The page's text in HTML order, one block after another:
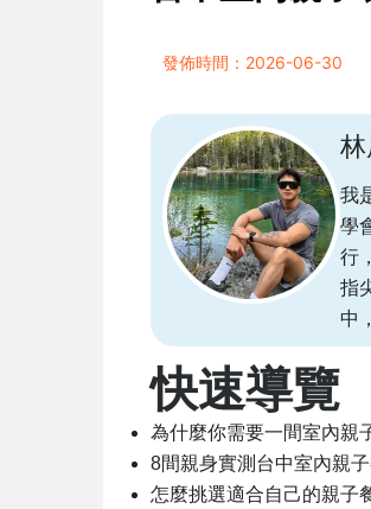
發佈時間：2026-06-30
林
我
學
行
指
中
快速導覽
為什麼你需要一間室內親
8間親身實測台中室內親
怎麼挑選適合自己的親子